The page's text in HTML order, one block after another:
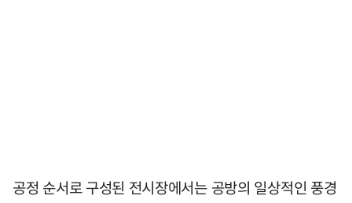
공정 순서로 구성된 전시장에서는 공방의 일상적인 풍경